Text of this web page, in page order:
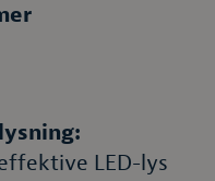
LED-lys